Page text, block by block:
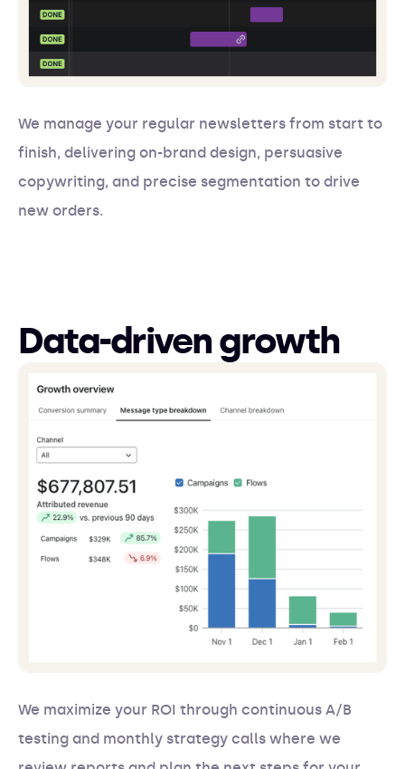
We manage your regular newsletters from start to
finish, delivering on-brand design, persuasive
copywriting, and precise segmentation to drive
new orders.
Data-driven growth
We maximize your ROI through continuous A/B
testing and monthly strategy calls where we